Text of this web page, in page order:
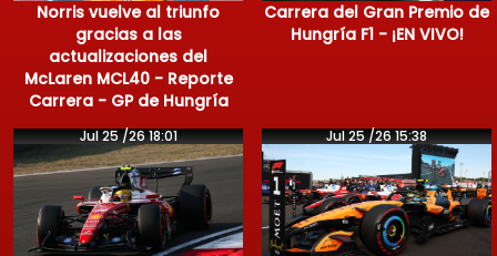
Norris vuelve al triunfo
gracias a las
actualizaciones del
McLaren MCL40 - Reporte
Carrera - GP de Hungría
Carrera del Gran Premio de
Hungría F1 - ¡EN VIVO!
Jul 25 /26 18:01 Jul 25 /26 15:38